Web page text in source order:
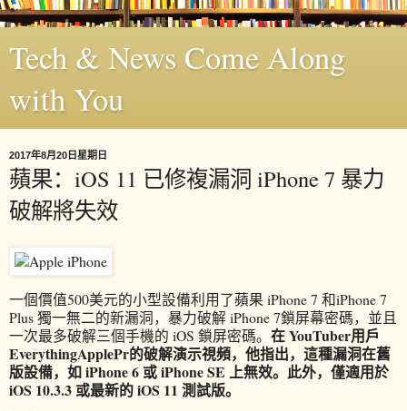
Tech & News Come Along
with You
2017年8月20日星期日
蘋果：iOS 11 已修複漏洞 iPhone 7 暴力
破解將失效
一個價值500美元的小型設備利用了蘋果 iPhone 7 和iPhone 7
Plus 獨一無二的新漏洞，暴力破解 iPhone 7鎖屏幕密碼，並且
一次最多破解三個手機的 iOS 鎖屏密碼。 在 YouTuber用戶
EverythingApplePr的破解演示視頻，他指出，這種漏洞在舊
版設備，如 iPhone 6 或 iPhone SE 上無效。此外，僅適用於
iOS 10.3.3 或最新的 iOS 11 測試版。